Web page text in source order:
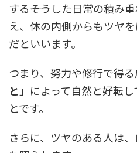
する――そうした日常の積み
え、体の内側からもツヤ
だといいます。
つまり、努力や修行で得
と 」によって自然と好転
とです。
さらに、ツヤのある人は